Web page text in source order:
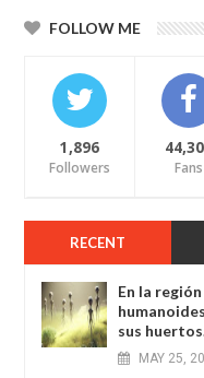
FOLLOW ME
1,896
Followers Fans
RECENT
En la
sus
MAY 25,